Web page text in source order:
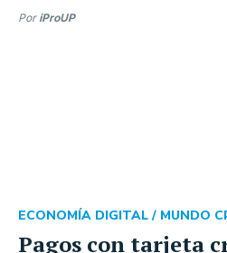
Por iProUP
Pagos con tarjeta
ECONOMÍA DIGITAL / MUNDO